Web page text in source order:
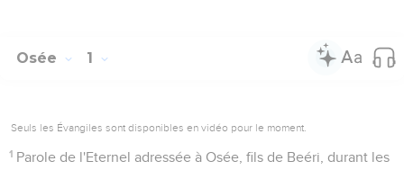
Osée 1
Seuls les Évangiles sont disponibles en vidéo pour le moment.
1 Parole de l'Eternel adressée à Osée, fils de Beéri, durant les